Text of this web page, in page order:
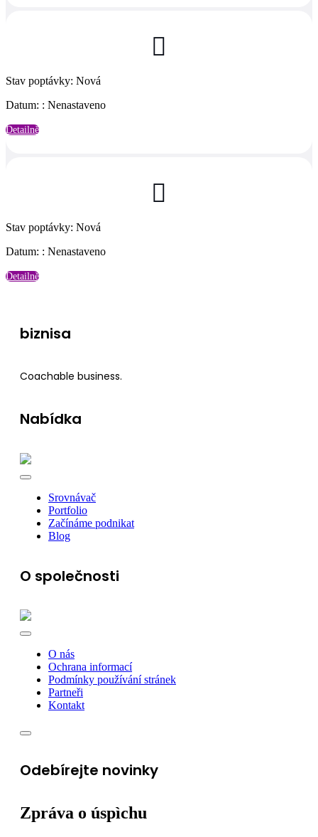

Stav poptávky: Nová
Datum: : Nenastaveno
Detailně

Stav poptávky: Nová
Datum: : Nenastaveno
Detailně
biznisa
Coachable business.
Nabídka
Srovnávač
Portfolio
Začínáme podnikat
Blog
O společnosti
O nás
Ochrana informací
Podmínky používání stránek
Partneři
Kontakt
Odebírejte novinky
Zpráva o úspìchu